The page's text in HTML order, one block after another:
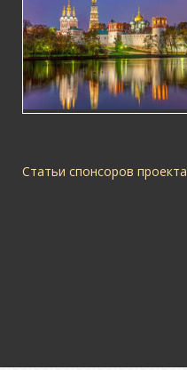
Статьи спонсоров проекта